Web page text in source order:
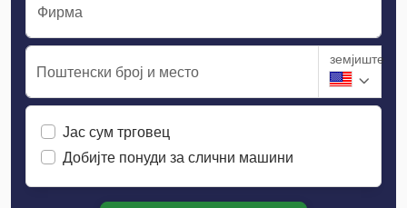
Фирма
Поштенски број и место
земјиште
Јас сум трговец
Добијте понуди за слични машини